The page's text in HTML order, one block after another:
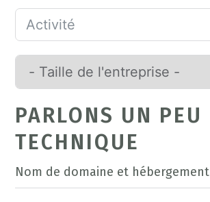
PARLONS UN PEU
TECHNIQUE
Nom de domaine et hébergement